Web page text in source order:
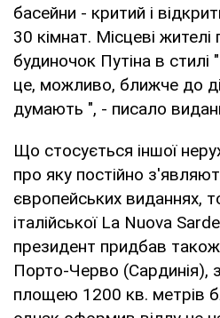
басейни - критий і
30 кімнат. Місцеві
будиночок Путіна в стилі
це, можливо, ближче до
думають ", - писало
Що стосується іншої
про яку постійно
європейських виданнях,
італійської La Nuova
президент придбав
Порто-Черво (Сардинія),
площею 1200 кв. метрів